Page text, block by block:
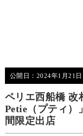
公開日： 2024年1月21日
ペリエ西船橋 改
Petie（プティ）
間限定出店